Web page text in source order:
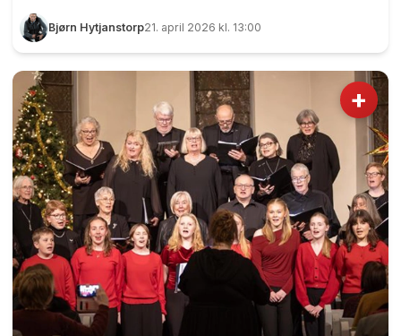
signaturinstrument). Førstkommende lørdag
samles tre kor, en trekkspiller, en pianist og en
vakreste viser.
Bjørn Hytjanstorp21. april 2026 kl. 13:00
+